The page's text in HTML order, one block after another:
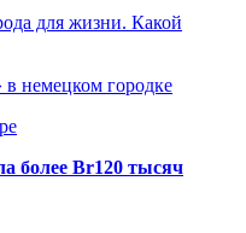
для жизни. Какой
в немецком городке
более Br120 тысяч